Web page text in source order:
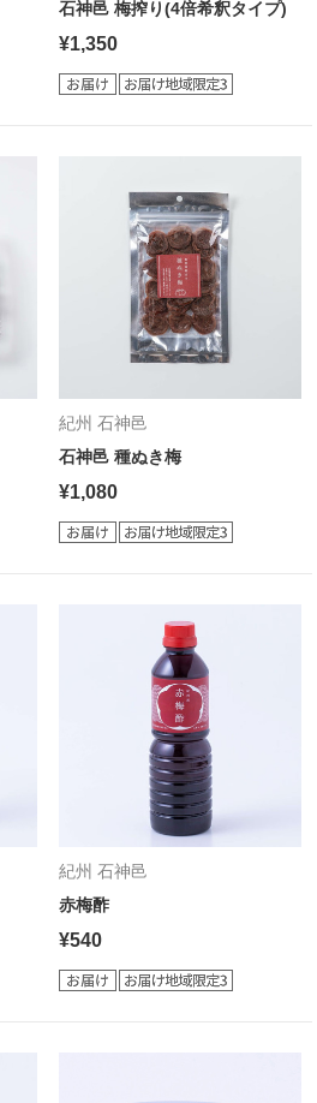
石神邑 梅搾り(4倍希釈タイプ)
¥1,350
紀州 石神邑
石神邑 種ぬき梅
¥1,080
紀州 石神邑
赤梅酢
¥540